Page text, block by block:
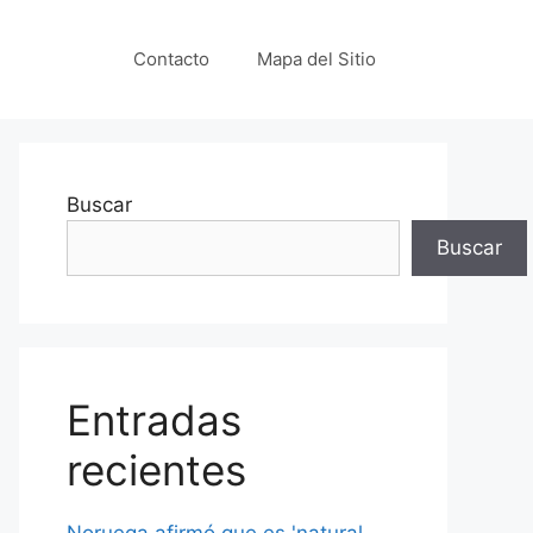
Contacto Mapa del Sitio
Buscar
Buscar
Entradas
recientes